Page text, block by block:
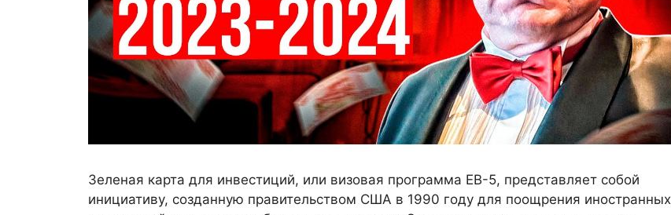
Зеленая карта для инвестиций, или визовая программа EB-5, представляет собой
инициативу, созданную правительством США в 1990 году для поощрения иностранных